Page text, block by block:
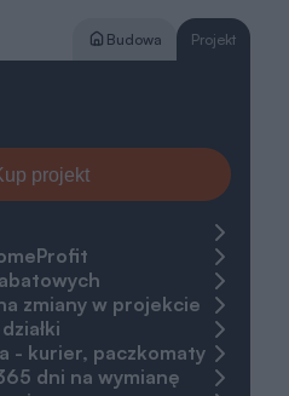
Budowa Projekt
projekt
zmiany w projekcie
- kurier, paczkomaty
dni na wymianę